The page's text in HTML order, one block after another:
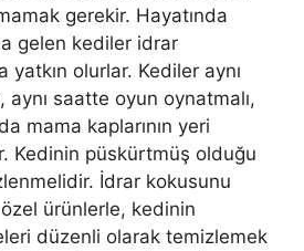
gerekir. Hayatında
gelen kediler idrar
olurlar. Kediler aynı
saatte oyun oynatmalı,
mama kaplarının yeri
Kedinin püskürtmüş olduğu
İdrar kokusunu
ürünlerle, kedinin
düzenli olarak temizlemek